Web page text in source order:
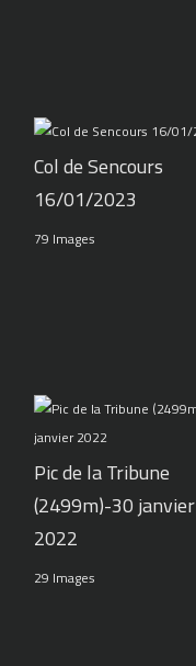
Col de Sencours
16/01/2023
79 Images
Pic de la Tribune
(2499m)-30 janvier
2022
29 Images